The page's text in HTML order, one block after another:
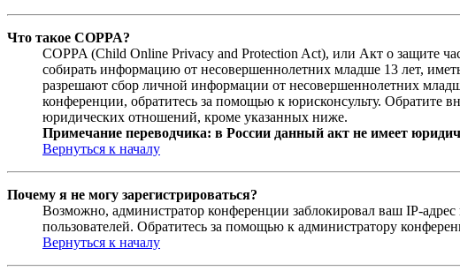
Что такое COPPA?
COPPA (Child Online Privacy and Protection Act), или Акт о защите
собирать информацию от несовершеннолетних младше 13 лет,
разрешают сбор личной информации от несовершеннолетних
конференции, обратитесь за помощью к юрисконсульту. Обратите
юридических отношений, кроме указанных ниже.
Примечание переводчика: в России данный акт не имеет
Вернуться к началу
Почему я не могу зарегистрироваться?
Возможно, администратор конференции заблокировал ваш IP-
пользователей. Обратитесь за помощью к администратору
Вернуться к началу